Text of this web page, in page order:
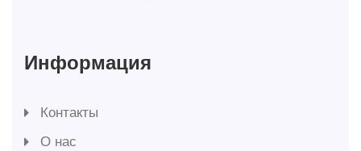
Информация
Контакты
О нас